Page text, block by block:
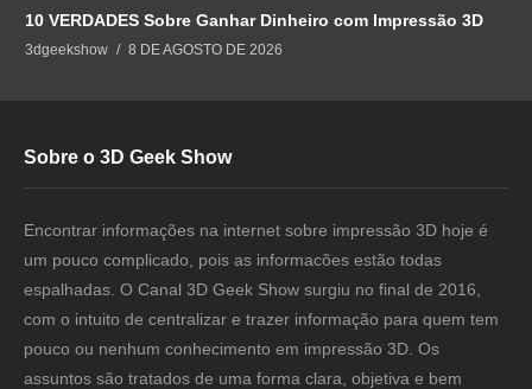
10 VERDADES Sobre Ganhar Dinheiro com Impressão 3D
3dgeekshow 8 DE AGOSTO DE 2026
Sobre o 3D Geek Show
Encontrar informações na internet sobre impressão 3D hoje é
um pouco complicado, pois as informacões estão todas
espalhadas. O Canal 3D Geek Show surgiu no final de 2016,
com o intuito de centralizar e trazer informação para quem tem
pouco ou nenhum conhecimento em impressão 3D. Os
assuntos são tratados de uma forma clara, objetiva e bem